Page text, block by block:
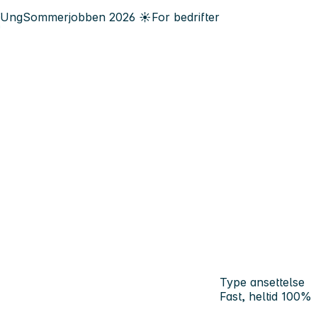
UngSommerjobben 2026 ☀️For bedrifter
Type ansettelse
Fast, heltid 100%